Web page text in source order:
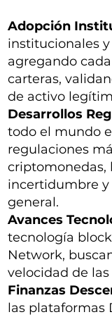
Adopción
institucionales
agregando
carteras,
de activo
Desarrollos
todo el mundo
regulaciones
criptomonedas,
incertidumbre
general.
Avances
tecnología
Network,
velocidad de
Finanzas
las plataformas